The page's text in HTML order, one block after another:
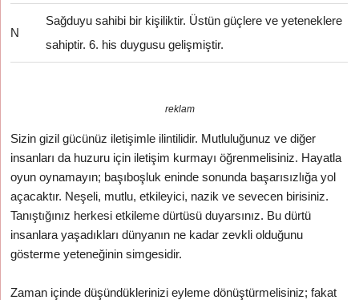
N
Sağduyu sahibi bir kişiliktir. Üstün güçlere ve yeteneklere
sahiptir. 6. his duygusu gelişmiştir.
reklam
Sizin gizil gücünüz iletişimle ilintilidir. Mutluluğunuz ve diğer
insanları da huzuru için iletişim kurmayı öğrenmelisiniz. Hayatla
oyun oynamayın; başıboşluk eninde sonunda başarısızlığa yol
açacaktır. Neşeli, mutlu, etkileyici, nazik ve sevecen birisiniz.
Tanıştığınız herkesi etkileme dürtüsü duyarsınız. Bu dürtü
insanlara yaşadıkları dünyanın ne kadar zevkli olduğunu
gösterme yeteneğinin simgesidir.
Zaman içinde düşündüklerinizi eyleme dönüştürmelisiniz; fakat